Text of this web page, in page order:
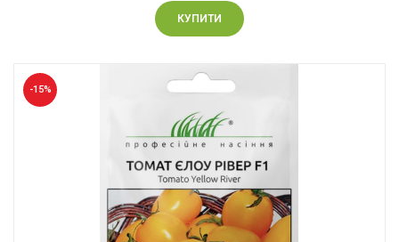
КУПИТИ
-15%